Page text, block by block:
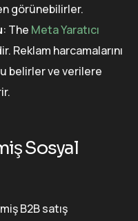
görünebilirler.
: The Meta Yaratıcı
Reklam harcamalarını
belirler ve verilere
Sosyal
B2B satış